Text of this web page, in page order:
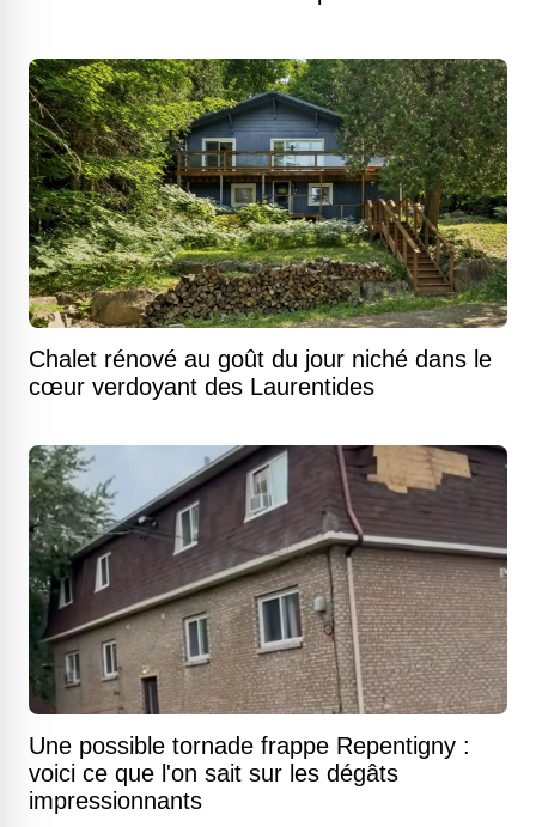
Chalet rénové au goût du jour niché dans le
cœur verdoyant des Laurentides
Une possible tornade frappe Repentigny :
voici ce que l'on sait sur les dégâts
impressionnants